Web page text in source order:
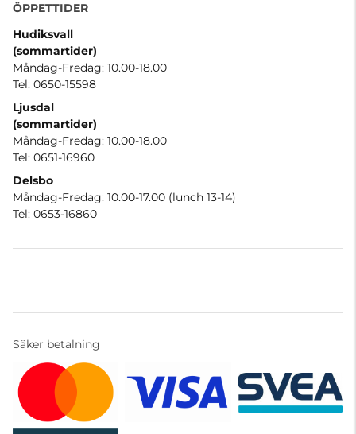
ÖPPETTIDER
Hudiksvall
(sommartider)
Måndag-Fredag: 10.00-18.00
Tel: 0650-15598
Ljusdal
(sommartider)
Måndag-Fredag: 10.00-18.00
Tel: 0651-16960
Delsbo
Måndag-Fredag: 10.00-17.00 (lunch 13-14)
Tel: 0653-16860
Säker betalning